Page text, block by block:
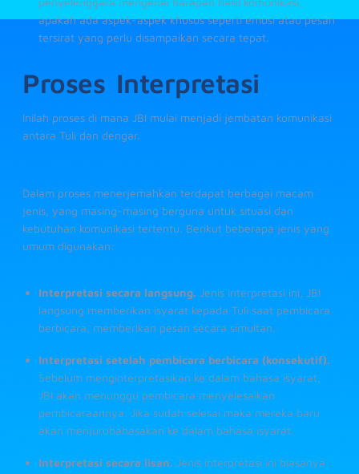
apakah ada aspek-aspek khusus seperti emosi atau pesan
tersirat yang perlu disampaikan secara tepat.
Proses Interpretasi
Inilah proses di mana JBI mulai menjadi jembatan komunikasi
antara Tuli dan dengar.
Dalam proses menerjemahkan terdapat berbagai macam
jenis, yang masing-masing berguna untuk situasi dan
kebutuhan komunikasi tertentu. Berikut beberapa jenis yang
umum digunakan:
Interpretasi secara langsung. Jenis interpretasi ini, JBI
langsung memberikan isyarat kepada Tuli saat pembicara
berbicara, memberikan pesan secara simultan.
Interpretasi setelah pembicara berbicara (konsekutif).
Sebelum menginterpretasikan ke dalam bahasa isyarat,
JBI akan menunggu pembicara menyelesaikan
pembicaraannya. Jika sudah selesai maka mereka baru
akan menjurubahasakan ke dalam bahasa isyarat.
Interpretasi secara lisan. Jenis interpretasi ini biasanya